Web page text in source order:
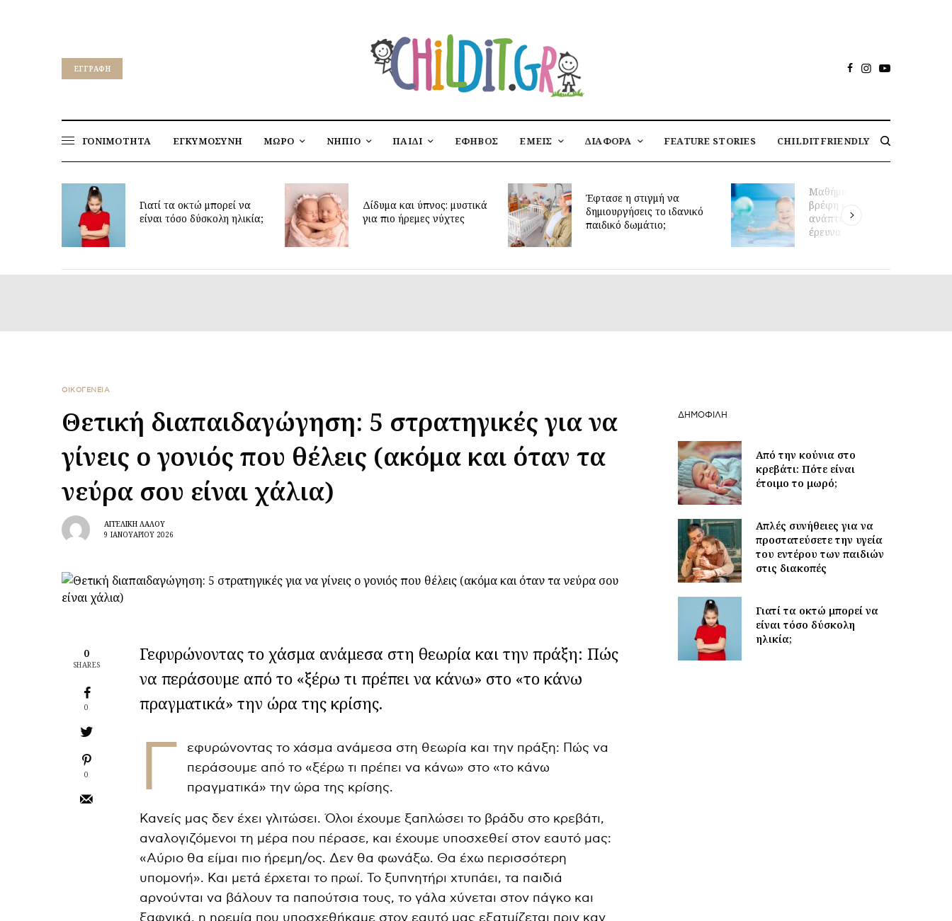
EΓΓΡΑΦΉ
ΓΟΝΙΜΟΤΗΤΑ ΕΓΚΥΜΟΣΥΝΗ ΜΩΡΟ ΝΗΠΙΟ ΠΑΙΔΙ ΕΦΗΒΟΣ ΕΜΕΙΣ ΔΙΑΦΟΡΑ FEATURE STORIES CHILDITFRIENDLY
Γιατί τα οκτώ μπορεί να
είναι τόσο δύσκολη ηλικία;
Δίδυμα και ύπνος: μυστικά
για πιο ήρεμες νύχτες
Έφτασε η στιγμή να
δημιουργήσεις το ιδανικό
παιδικό δωμάτιο;
Μαθήματα κολύμβησης για
βρέφη και πρώιμη κινητική
ανάπτυξη: τι δείχνει νέα
έρευνα
ΟΙΚΟΓΕΝΕΙΑ
Θετική διαπαιδαγώγηση: 5 στρατηγικές για να
γίνεις ο γονιός που θέλεις (ακόμα και όταν τα
νεύρα σου είναι χάλια)
ΑΓΓΕΛΙΚΉ ΛΆΛΟΥ
9 ΙΑΝΟΥΑΡΊΟΥ 2026
0
SHARES
0
0
Γεφυρώνοντας το χάσμα ανάμεσα στη θεωρία και την πράξη: Πώς
να περάσουμε από το «ξέρω τι πρέπει να κάνω» στο «το κάνω
πραγματικά» την ώρα της κρίσης.
Γ
εφυρώνοντας το χάσμα ανάμεσα στη θεωρία και την πράξη: Πώς να
περάσουμε από το «ξέρω τι πρέπει να κάνω» στο «το κάνω
πραγματικά» την ώρα της κρίσης.
Κανείς μας δεν έχει γλιτώσει. Όλοι έχουμε ξαπλώσει το βράδυ στο κρεβάτι,
αναλογιζόμενοι τη μέρα που πέρασε, και έχουμε υποσχεθεί στον εαυτό μας:
«Αύριο θα είμαι πιο ήρεμη/ος. Δεν θα φωνάξω. Θα έχω περισσότερη
υπομονή». Και μετά έρχεται το πρωί. Το ξυπνητήρι χτυπάει, τα παιδιά
αρνούνται να βάλουν τα παπούτσια τους, το γάλα χύνεται στον πάγκο και
ξαφνικά, η ηρεμία που υποσχεθήκαμε στον εαυτό μας εξατμίζεται πριν καν
ΔΗΜΟΦΙΛΉ
Από την κούνια στο
κρεβάτι: Πότε είναι
έτοιμο το μωρό;
Απλές συνήθειες για να
προστατεύσετε την υγεία
του εντέρου των παιδιών
στις διακοπές
Γιατί τα οκτώ μπορεί να
είναι τόσο δύσκολη
ηλικία;